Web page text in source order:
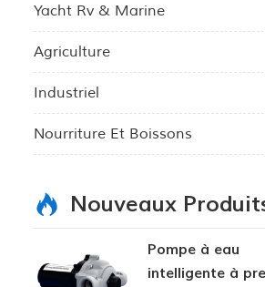
Yacht Rv & Marine
Agriculture
Industriel
Nourriture Et Boissons
Nouveaux
Pompe à eau
intelligente à